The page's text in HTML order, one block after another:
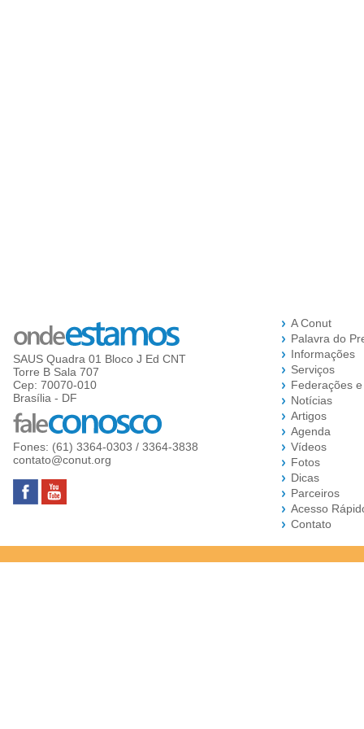
SAUS Quadra 01 Bloco J Ed CNT
Torre B Sala 707
Cep: 70070-010
Brasília - DF
Fones: (61) 3364-0303 / 3364-3838
contato@conut.org
A Conut
Palavra do
Informações
Serviços
Federações
Notícias
Artigos
Agenda
Vídeos
Fotos
Dicas
Parceiros
Acesso
Contato